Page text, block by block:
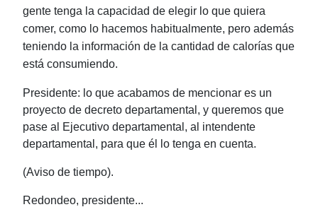
gente tenga la capacidad de elegir lo que quiera
comer, como lo hacemos habitualmente, pero además
teniendo la información de la cantidad de calorías que
está consumiendo.
Presidente: lo que acabamos de mencionar es un
proyecto de decreto departamental, y queremos que
pase al Ejecutivo departamental, al intendente
departamental, para que él lo tenga en cuenta.
(Aviso de tiempo).
Redondeo, presidente...